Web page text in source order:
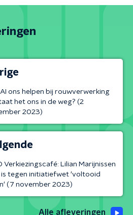
ons helpen bij rouwverwerking
het ons in de weg? (2
2023)
Verkiezingscafé: Lilian Marijnissen
is tegen initiatiefwet 'voltooid
(7 november 2023)
Alle afleveringen